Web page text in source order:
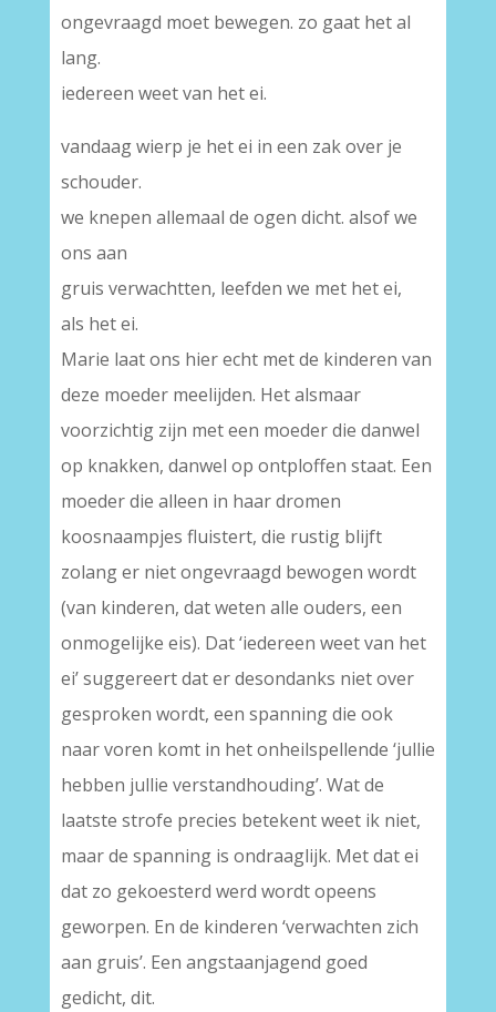
ongevraagd moet bewegen. zo gaat het al
lang.
iedereen weet van het ei.
vandaag wierp je het ei in een zak over je
schouder.
we knepen allemaal de ogen dicht. alsof we
ons aan
gruis verwachtten, leefden we met het ei,
als het ei.
Marie laat ons hier echt met de kinderen van
deze moeder meelijden. Het alsmaar
voorzichtig zijn met een moeder die danwel
op knakken, danwel op ontploffen staat. Een
moeder die alleen in haar dromen
koosnaampjes fluistert, die rustig blijft
zolang er niet ongevraagd bewogen wordt
(van kinderen, dat weten alle ouders, een
onmogelijke eis). Dat ‘iedereen weet van het
ei’ suggereert dat er desondanks niet over
gesproken wordt, een spanning die ook
naar voren komt in het onheilspellende ‘jullie
hebben jullie verstandhouding’. Wat de
laatste strofe precies betekent weet ik niet,
maar de spanning is ondraaglijk. Met dat ei
dat zo gekoesterd werd wordt opeens
geworpen. En de kinderen ‘verwachten zich
aan gruis’. Een angstaanjagend goed
gedicht, dit.